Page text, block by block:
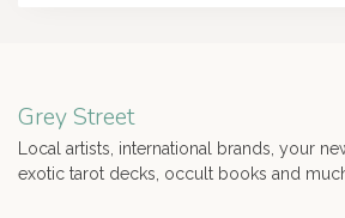
Grey Street
Local artists, international brands, your
exotic tarot decks, occult books and